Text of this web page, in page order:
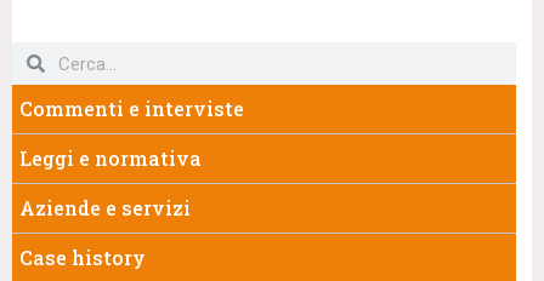
Commenti e interviste
Leggi e normativa
Aziende e servizi
Case history